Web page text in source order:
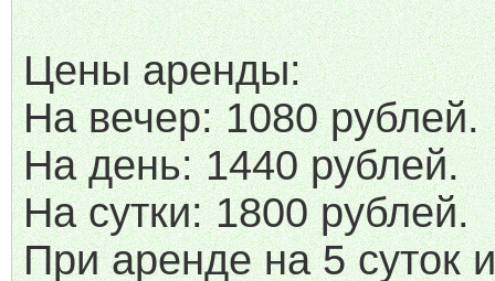
Цены аренды:
На вечер: 1080 рублей.
На день: 1440 рублей.
На сутки: 1800 рублей.
При аренде на 5 суток